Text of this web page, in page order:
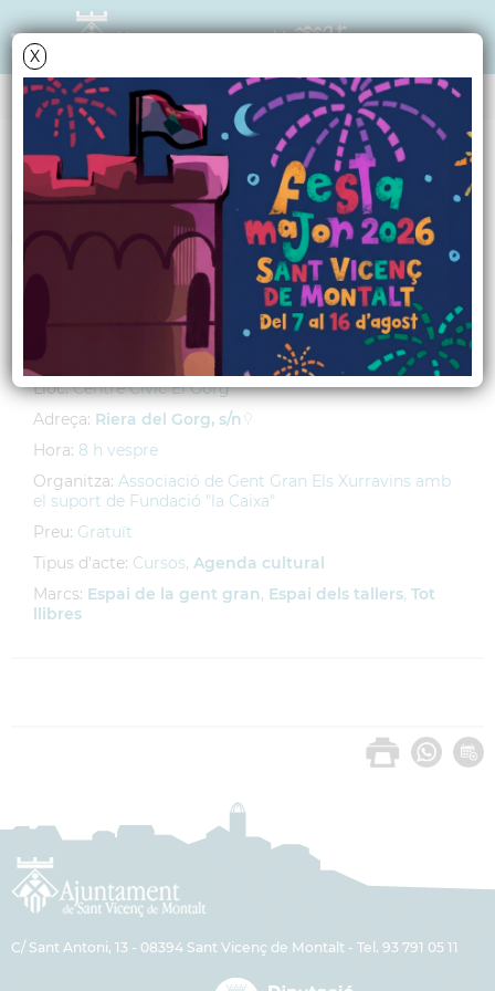
X
AGENDA
Dimarts5 juny 2012
Taller: "Grans lectors"
Impartit per Sílvia Sánchez
Lloc: Centre Cívic El Gorg
Adreça: Riera del Gorg, s/n
Hora: 8 h vespre
Organitza: Associació de Gent Gran Els Xurravins amb
el suport de Fundació "la Caixa"
Preu: Gratuït
Tipus d'acte: Cursos, Agenda cultural
Marcs: Espai de la gent gran, Espai dels tallers, Tot
llibres
C/ Sant Antoni, 13 - 08394 Sant Vicenç de Montalt - Tel. 93 791 05 11